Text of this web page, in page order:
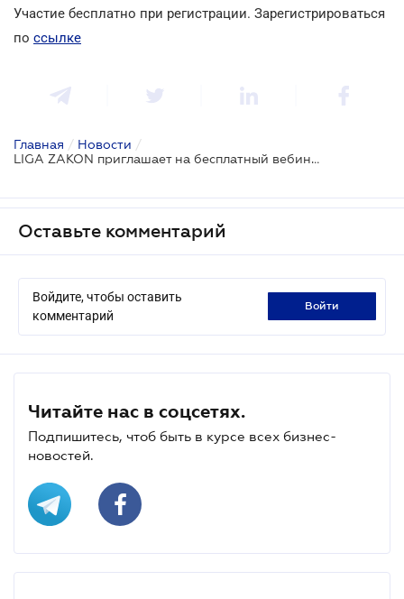
Участие бесплатно при регистрации. Зарегистрироваться
по ссылке
Главная / Новости /
LIGA ZAKON приглашает на бесплатный вебинар: "Инструменты ЛИГА360 по решению вопросов бронирования работников, как искать обновленные материалы и НПА"
Оставьте комментарий
Войдите, чтобы оставить
комментарий
войти
Читайте нас в соцсетях.
Подпишитесь, чтоб быть в курсе всех бизнес-
новостей.